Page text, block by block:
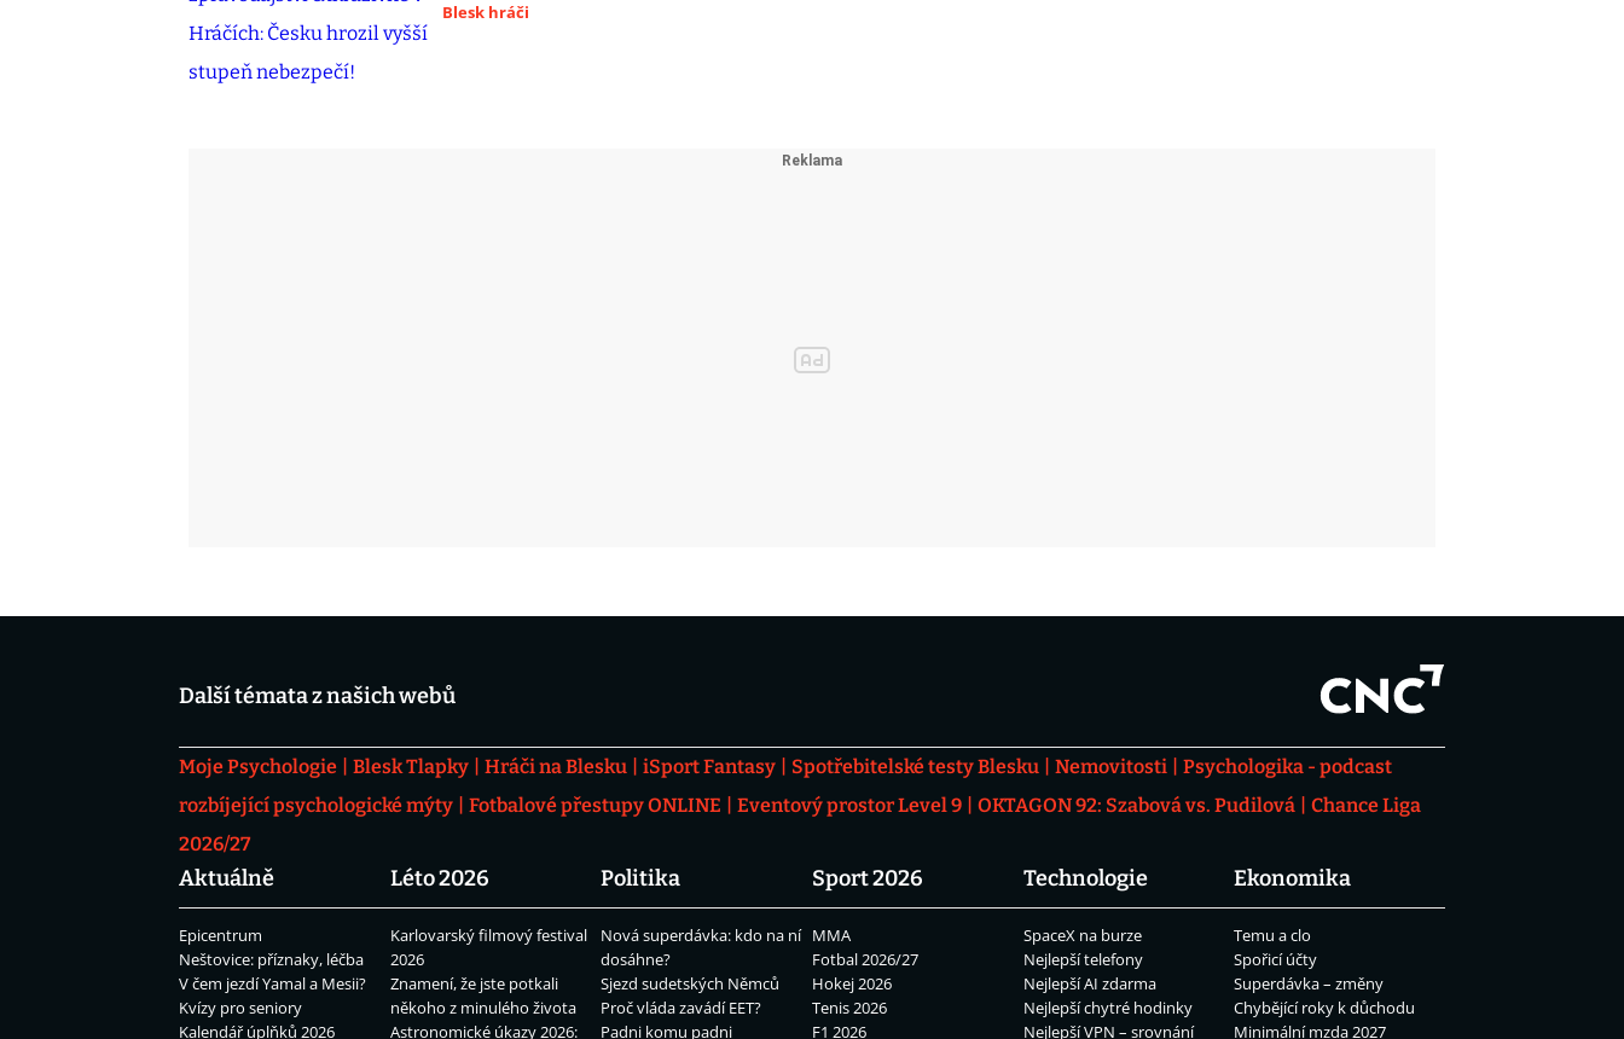
Blesk hráči
Další témata z našich webů
Moje Psychologie Blesk Tlapky Hráči na Blesku iSport Fantasy Spotřebitelské testy Blesku Nemovitosti
Psychologika - podcast
rozbíjející psychologické mýty
Fotbalové přestupy ONLINE Eventový prostor Level 9 OKTAGON 92: Szabová vs. Pudilová
Chance Liga
2026/27
Aktuálně
Epicentrum
Neštovice: příznaky, léčba
V čem jezdí Yamal a Mesii?
Kvízy pro seniory
Kalendář úplňků 2026
Léto 2026
Karlovarský filmový festival
2026
Znamení, že jste potkali
někoho z minulého života
Astronomické úkazy 2026:
Politika
Nová superdávka: kdo na ní
dosáhne?
Sjezd sudetských Němců
Proč vláda zavádí EET?
Padni komu padni
Sport 2026
MMA
Fotbal 2026/27
Hokej 2026
Tenis 2026
F1 2026
Technologie
SpaceX na burze
Nejlepší telefony
Nejlepší AI zdarma
Nejlepší chytré hodinky
Nejlepší VPN – srovnání
Ekonomika
Temu a clo
Spořicí účty
Superdávka – změny
Chybějící roky k důchodu
Minimální mzda 2027